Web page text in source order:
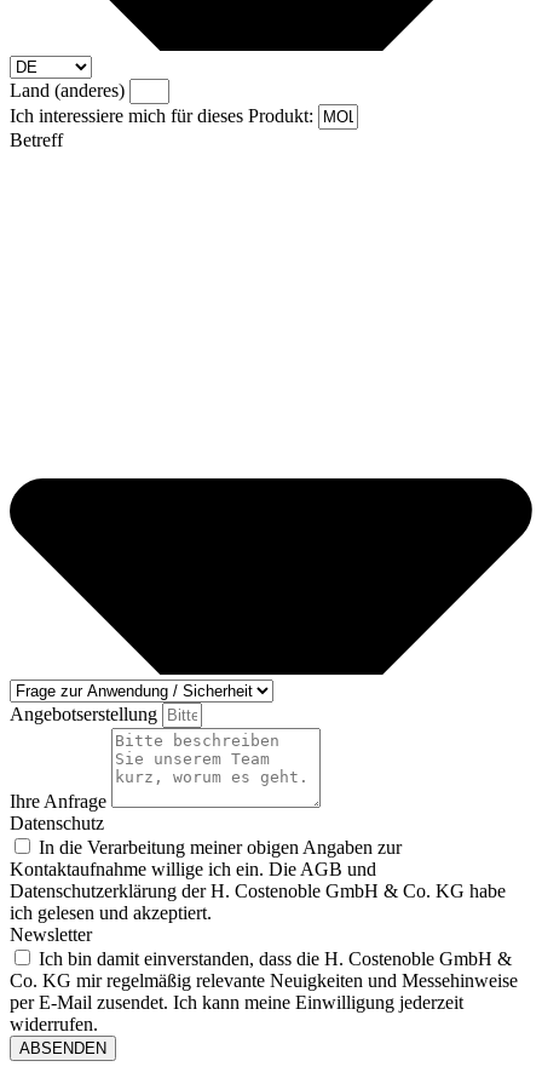
Land (anderes)
Ich interessiere mich für dieses Produkt:
Betreff
Angebotserstellung
Ihre Anfrage
Datenschutz
In die Verarbeitung meiner obigen Angaben zur
Kontaktaufnahme willige ich ein. Die AGB und
Datenschutzerklärung der H. Costenoble GmbH & Co. KG habe
ich gelesen und akzeptiert.
Newsletter
Ich bin damit einverstanden, dass die H. Costenoble GmbH &
Co. KG mir regelmäßig relevante Neuigkeiten und Messehinweise
per E-Mail zusendet. Ich kann meine Einwilligung jederzeit
widerrufen.
ABSENDEN